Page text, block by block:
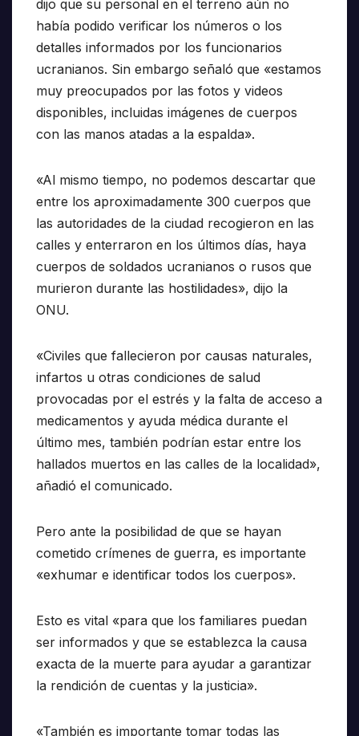
dijo que su personal en el terreno aún no
había podido verificar los números o los
detalles informados por los funcionarios
ucranianos. Sin embargo señaló que «estamos
muy preocupados por las fotos y videos
disponibles, incluidas imágenes de cuerpos
con las manos atadas a la espalda».
«Al mismo tiempo, no podemos descartar que
entre los aproximadamente 300 cuerpos que
las autoridades de la ciudad recogieron en las
calles y enterraron en los últimos días, haya
cuerpos de soldados ucranianos o rusos que
murieron durante las hostilidades», dijo la
ONU.
«Civiles que fallecieron por causas naturales,
infartos u otras condiciones de salud
provocadas por el estrés y la falta de acceso a
medicamentos y ayuda médica durante el
último mes, también podrían estar entre los
hallados muertos en las calles de la localidad»,
añadió el comunicado.
Pero ante la posibilidad de que se hayan
cometido crímenes de guerra, es importante
«exhumar e identificar todos los cuerpos».
Esto es vital «para que los familiares puedan
ser informados y que se establezca la causa
exacta de la muerte para ayudar a garantizar
la rendición de cuentas y la justicia».
«También es importante tomar todas las